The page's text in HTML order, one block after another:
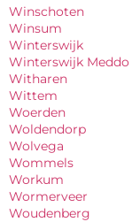
Winschoten
Winsum
Winterswijk
Winterswijk Meddo
Witharen
Wittem
Woerden
Woldendorp
Wolvega
Wommels
Workum
Wormerveer
Woudenberg